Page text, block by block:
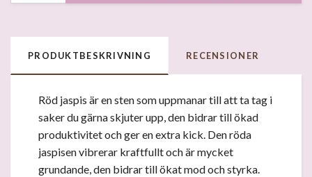
PRODUKTBESKRIVNING RECENSIONER
Röd jaspis är en sten som uppmanar till att ta tag i
saker du gärna skjuter upp, den bidrar till ökad
produktivitet och ger en extra kick. Den röda
jaspisen vibrerar kraftfullt och är mycket
grundande, den bidrar till ökat mod och styrka.